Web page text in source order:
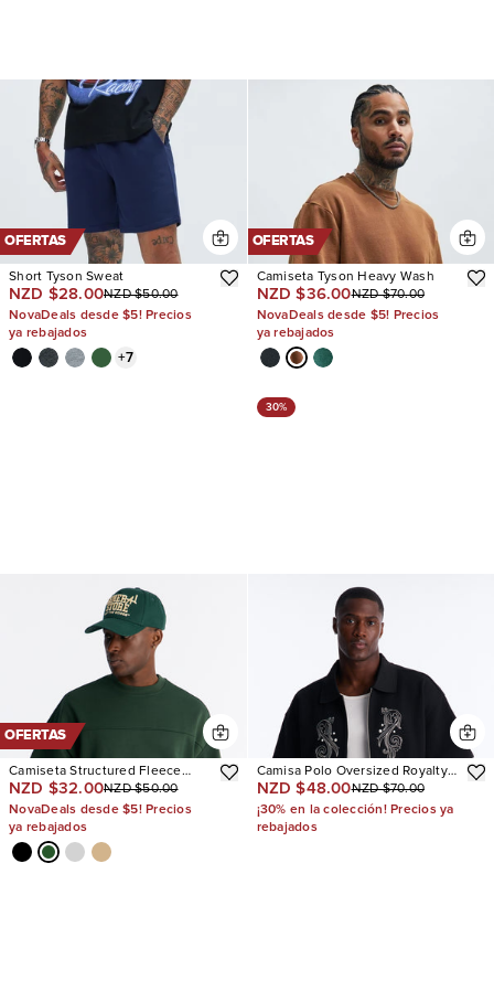
OFERTAS
Short Tyson Sweat
NZD $28.00NZD $50.00
NovaDeals desde $5! Precios
ya rebajados
+7
OFERTAS
Camiseta Tyson Heavy Wash
NZD $36.00NZD $70.00
NovaDeals desde $5! Precios
ya rebajados
OFERTAS
Camiseta Structured Fleece
Paneled
NZD $32.00NZD $50.00
NovaDeals desde $5! Precios
ya rebajados
30%
Camisa Polo Oversized Royalty
Pearl Embroidered Full Zip
NZD $48.00NZD $70.00
¡30% en la colección! Precios ya
rebajados